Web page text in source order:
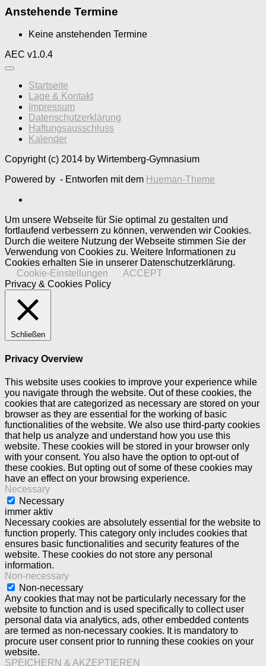
Anstehende Termine
Keine anstehenden Termine
AEC v1.0.4
Startseite
Lage & Kontakt
Impressum
Datenschutzerklärung
Haftungsausschluss
Kalender
Copyright (c) 2014 by Wirtemberg-Gymnasium
Powered by - Entworfen mit dem Hueman-Theme
Um unsere Webseite für Sie optimal zu gestalten und
fortlaufend verbessern zu können, verwenden wir Cookies.
Durch die weitere Nutzung der Webseite stimmen Sie der
Verwendung von Cookies zu. Weitere Informationen zu
Cookies erhalten Sie in unserer Datenschutzerklärung.
Cookie-Einstellungen
ACCEPT
Privacy & Cookies Policy
Schließen
Privacy Overview
This website uses cookies to improve your experience while
you navigate through the website. Out of these cookies, the
cookies that are categorized as necessary are stored on your
browser as they are essential for the working of basic
functionalities of the website. We also use third-party cookies
that help us analyze and understand how you use this
website. These cookies will be stored in your browser only
with your consent. You also have the option to opt-out of
these cookies. But opting out of some of these cookies may
have an effect on your browsing experience.
Necessary
Necessary
immer aktiv
Necessary cookies are absolutely essential for the website to
function properly. This category only includes cookies that
ensures basic functionalities and security features of the
website. These cookies do not store any personal
information.
Non-necessary
Non-necessary
Any cookies that may not be particularly necessary for the
website to function and is used specifically to collect user
personal data via analytics, ads, other embedded contents
are termed as non-necessary cookies. It is mandatory to
procure user consent prior to running these cookies on your
website.
SPEICHERN & AKZEPTIEREN